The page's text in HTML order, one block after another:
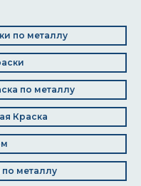
по металлу
по металлу
Краска
по металлу